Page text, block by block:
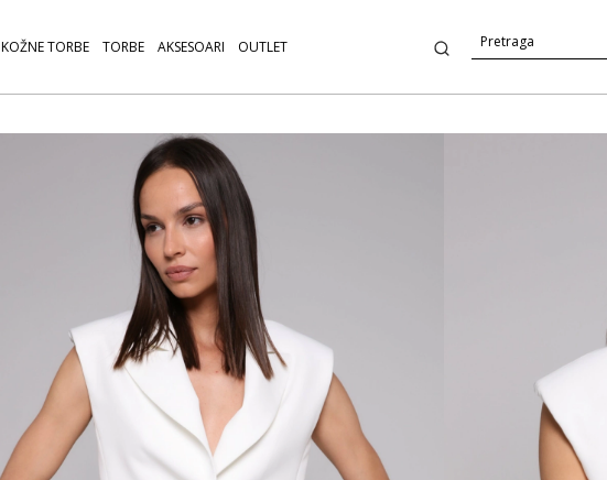
KOŽNE TORBE TORBE AKSESOARI OUTLET